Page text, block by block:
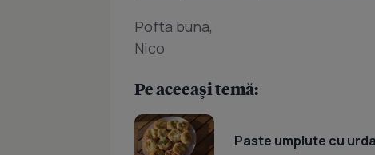
Pofta buna,
Nico
Pe aceeași temă:
Paste umplute cu